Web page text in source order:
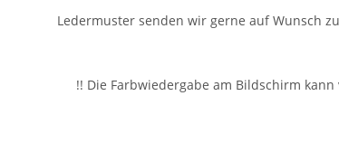
Ledermuster senden wir gerne auf Wunsch
!! Die Farbwiedergabe am Bildschirm